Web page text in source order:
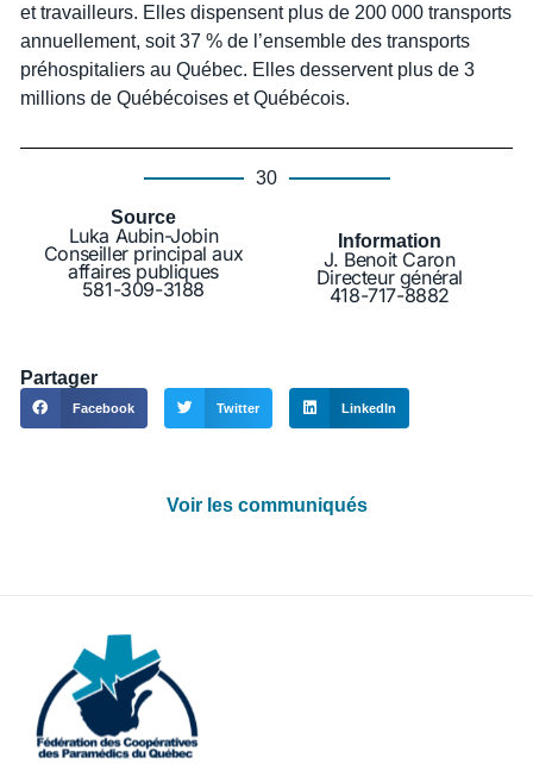
et travailleurs. Elles dispensent plus de 200 000 transports
annuellement, soit 37 % de l’ensemble des transports
préhospitaliers au Québec. Elles desservent plus de 3
millions de Québécoises et Québécois.
30
Source
Luka Aubin-Jobin
Conseiller principal aux
affaires publiques
581-309-3188
Information
J. Benoit Caron
Directeur général
418-717-8882
Partager
Facebook Twitter LinkedIn
Voir les communiqués